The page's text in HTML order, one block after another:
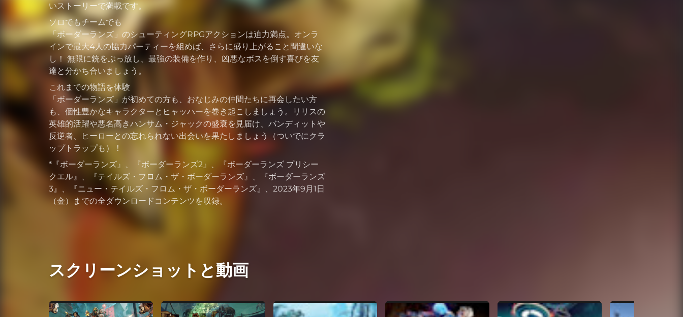
いストーリーで満載です。
ソロでもチームでも
「ボーダーランズ」のシューティングRPGアクションは迫力満点。オンラ
インで最大4人の協力パーティーを組めば、さらに盛り上がること間違いな
し！ 無限に銃をぶっ放し、最強の装備を作り、凶悪なボスを倒す喜びを友
達と分かち合いましょう。
これまでの物語を体験
「ボーダーランズ」が初めての方も、おなじみの仲間たちに再会したい方
も、個性豊かなキャラクターとヒャッハーを巻き起こしましょう。リリスの
英雄的活躍や悪名高きハンサム・ジャックの盛衰を見届け、バンディットや
反逆者、ヒーローとの忘れられない出会いを果たしましょう（ついでにクラ
ップトラップも）！
*『ボーダーランズ』、『ボーダーランズ2』、『ボーダーランズ プリシー
クエル』、『テイルズ・フロム・ザ・ボーダーランズ』、『ボーダーランズ
3』、『ニュー・テイルズ・フロム・ザ・ボーダーランズ』、2023年9月1日
（金）までの全ダウンロードコンテンツを収録。
スクリーンショットと動画